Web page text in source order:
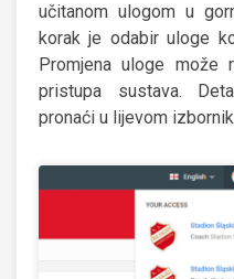
učitanom ulogom u
korak je odabir uloge
Promjena uloge može
pristupa sustava.
pronaći u lijevom